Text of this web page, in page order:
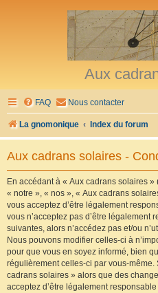
Aux
FAQ Nous contacter
La gnomonique Index du forum
Aux cadrans solaires -
En accédant à « Aux cadrans solaires
« notre », « nos », « Aux cadrans
vous acceptez d’être légalement
vous n’acceptez pas d’être légalement
suivantes, alors n’accédez pas et/ou
Nous pouvons modifier celles-ci à
pour que vous en soyez informé, bien
régulièrement celles-ci par vous-même.
cadrans solaires » alors que des
acceptez d’être légalement